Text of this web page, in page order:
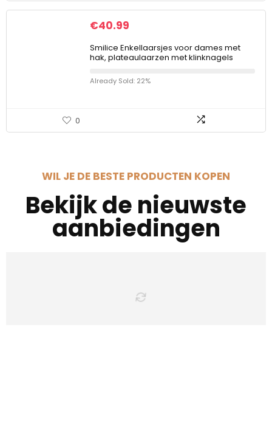
€40.99
Smilice Enkellaarsjes voor dames met
hak, plateaulaarzen met klinknagels
Already Sold: 22%
0
WIL JE DE BESTE PRODUCTEN KOPEN
Bekijk de nieuwste
aanbiedingen